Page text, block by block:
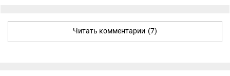
Читать комментарии (7)